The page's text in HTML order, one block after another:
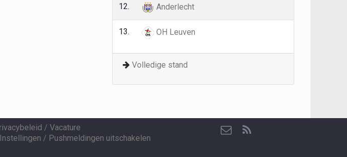
12. Anderlecht
13. OH Leuven
Volledige stand
/ Vacature
/ Pushmeldingen uitschakelen